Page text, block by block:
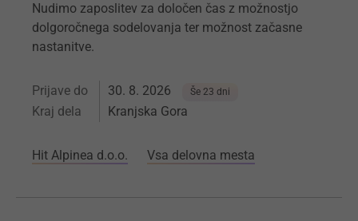
Nudimo zaposlitev za določen čas z možnostjo
dolgoročnega sodelovanja ter možnost začasne
nastanitve.
Prijave do 30. 8. 2026 Še 23 dni
Kraj dela Kranjska Gora
Hit Alpinea d.o.o. Vsa delovna mesta